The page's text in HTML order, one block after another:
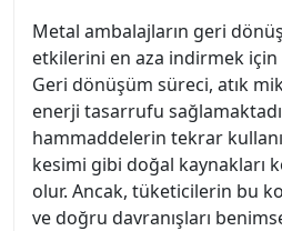
Metal ambalajların geri
etkilerini en aza indirmek için
Geri dönüşüm süreci, atık
enerji tasarrufu
hammaddelerin tekrar
kesimi gibi doğal kaynakları
olur. Ancak, tüketicilerin bu
ve doğru davranışları